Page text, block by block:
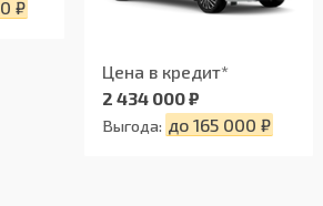
₽
Цена в кредит*
2 434 000 ₽
Выгода: до 165 000 ₽